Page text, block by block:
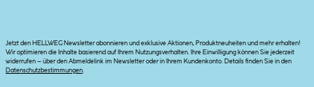
Jetzt den HELLWEG Newsletter abonnieren und exklusive Aktionen, Produktneuheiten und mehr erhalten!
Wir optimieren die Inhalte basierend auf Ihrem Nutzungsverhalten. Ihre Einwilligung können Sie jederzeit
widerrufen – über den Abmeldelink im Newsletter oder in Ihrem Kundenkonto. Details finden Sie in den
Datenschutzbestimmungen